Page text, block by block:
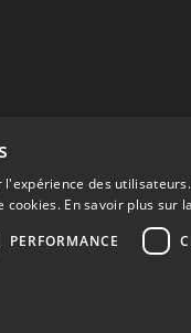
des
cookies. En savoir plus sur
PERFORMANCE